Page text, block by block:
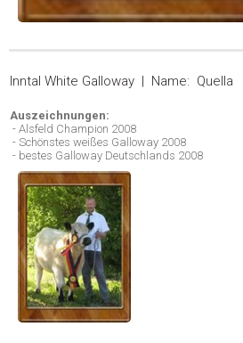
Inntal White Galloway | Name: Quella
Auszeichnungen:
- Alsfeld Champion 2008
- Schönstes weißes Galloway 2008
- bestes Galloway Deutschlands 2008